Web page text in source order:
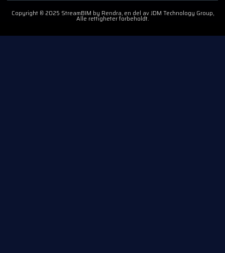
Copyright © 2025 StreamBIM by Rendra, en del av JDM Technology Group,
Alle rettigheter forbeholdt.